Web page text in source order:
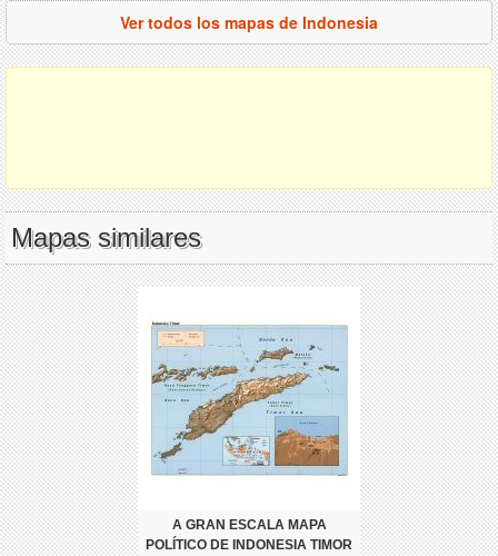
Ver todos los mapas de Indonesia
Mapas similares
A GRAN ESCALA MAPA
POLÍTICO DE INDONESIA TIMOR